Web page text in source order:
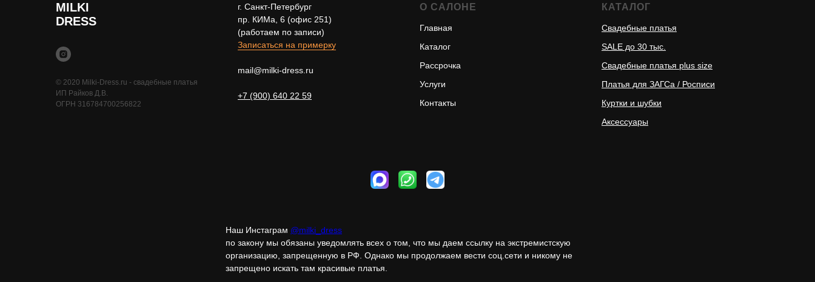
MILKI
DRESS
© 2020 Milki-Dress.ru - свадебные платья
ИП Райков Д.В.
ОГРН 316784700256822
г. Санкт-Петербург
пр. КИМа, 6 (офис 251)
(работаем по записи)
Записаться на примерку
mail@milki-dress.ru
+7 (900) 640 22 59
О САЛОНЕ
Главная
Каталог
Рассрочка
Услуги
Контакты
КАТАЛОГ
Свадебные платья
SALE до 30 тыс.
Свадебные платья plus size
Платья для ЗАГСа / Росписи
Куртки и шубки
Аксессуары
Наш Инстаграм @milki_dress
по закону мы обязаны уведомлять всех о том, что мы даем ссылку на экстремистскую
организацию, запрещенную в РФ. Однако мы продолжаем вести соц.сети и никому не
запрещено искать там красивые платья.